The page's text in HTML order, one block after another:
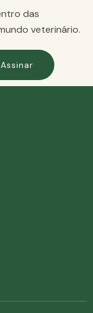
das
veterinário.
Assinar